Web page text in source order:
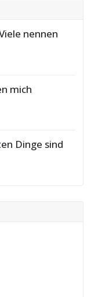
nennen
mich
Dinge sind